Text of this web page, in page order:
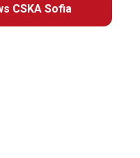
CSKA Sofia